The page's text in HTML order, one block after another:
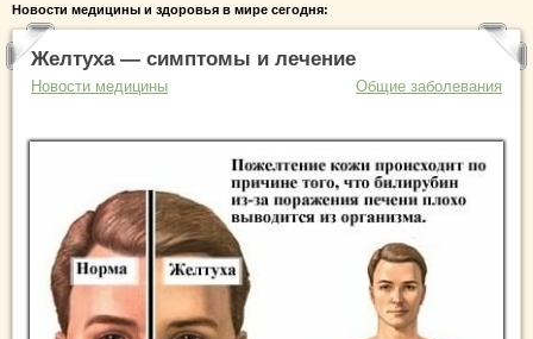
Новости медицины и здоровья в мире сегодня:
Желтуха — симптомы и лечение
Новости медицины Общие заболевания